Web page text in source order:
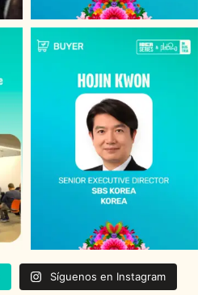
Síguenos en Instagram